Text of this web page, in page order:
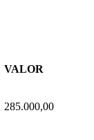
VALOR
285.000,00